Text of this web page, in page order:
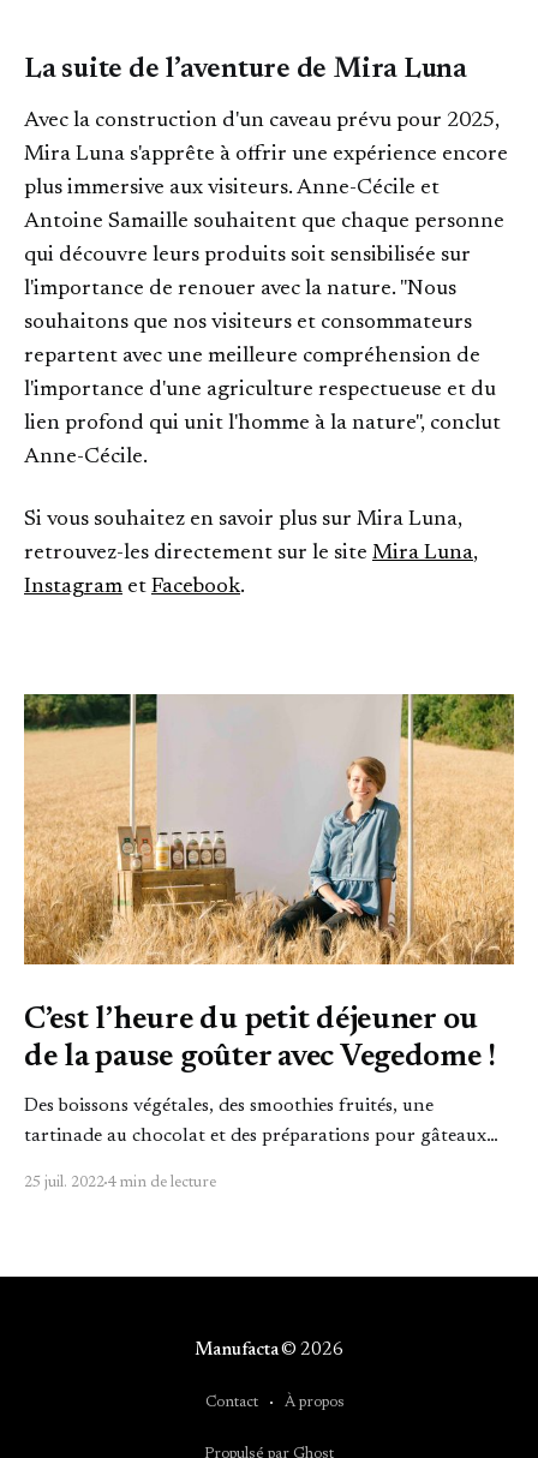
La suite de l’aventure de Mira Luna
Avec la construction d'un caveau prévu pour 2025,
Mira Luna s'apprête à offrir une expérience encore
plus immersive aux visiteurs. Anne-Cécile et
Antoine Samaille souhaitent que chaque personne
qui découvre leurs produits soit sensibilisée sur
l'importance de renouer avec la nature. "Nous
souhaitons que nos visiteurs et consommateurs
repartent avec une meilleure compréhension de
l'importance d'une agriculture respectueuse et du
lien profond qui unit l'homme à la nature", conclut
Anne-Cécile.
Si vous souhaitez en savoir plus sur Mira Luna,
retrouvez-les directement sur le site Mira Luna,
Instagram et Facebook.
C’est l’heure du petit déjeuner ou
de la pause goûter avec Vegedome !
Des boissons végétales, des smoothies fruités, une
tartinade au chocolat et des préparations pour gâteaux
dans une démarche zéro déchets, c’est ce que propose
25 juil. 2022 4 min de lecture
Manufacta© 2026
Contact À propos
Propulsé par Ghost